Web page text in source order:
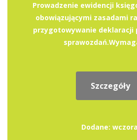
Prowadzenie ewidencji
obowiązującymi zasadami
przygotowywanie deklaracji
Szczegóły
Dodane: